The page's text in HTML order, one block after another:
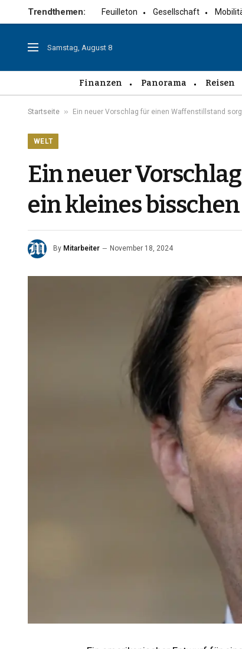
Trendthemen: Feuilleton Gesellschaft
Samstag, August 8
Finanzen Panorama Reisen
Startseite » Ein neuer Vorschlag für einen Waffenstillstand
WELT
Ein neuer
ein kleines
By Mitarbeiter November 18, 2024